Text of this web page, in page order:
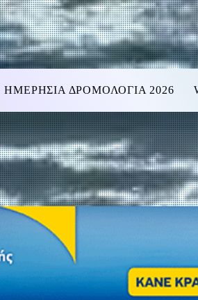
ΗΜΕΡΗΣΙΑ ΔΡΟΜΟΛΟΓΙΑ 2026